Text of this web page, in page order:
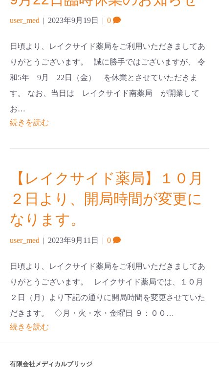
user_med | 2023年9月19日 | 0
日頃より、レイクサイド薬局をご利用いただきましてあ
りがとうございます。 誠に勝手ではございますが、 令
和5年 9月 22日（金） を休業とさせていただきま
す。 なお、当日は レイクサイド南薬局 が開業して
お…
続きを読む
【レイクサイド薬局】１０月
２日より、開局時間が変更に
なります。
user_med | 2023年9月11日 | 0
日頃より、レイクサイド薬局をご利用いただきましてあ
りがとうございます。 レイクサイド薬局では、１０月
２日（月）より下記の通りに開局時間を変更させていた
だきます。 ◇月・火・水・金曜日 ９：００…
続きを読む
有限会社メディカルブリッジ